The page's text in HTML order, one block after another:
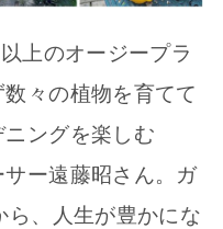
上のオージープラ
々の植物を育てて
ングを楽しむ
ー遠藤昭さん。ガ
ら、人生が豊かにな